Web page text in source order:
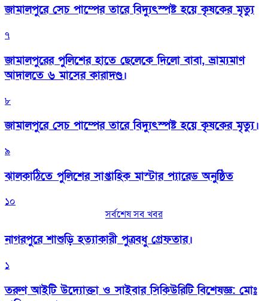
জামালপুরে সেচ পাম্পের তারে বিদ্যুৎস্পষ্ট হয়ে কৃষকের মৃত্যু
৭
জামালপুরের পুলিশের হাতে ছেলেকে দিলো বাবা, ভ্রাম্যমাণ
আদালতে ৬ মাসের কারাদণ্ড।
৮
জামালপুরে সেচ পাম্পের তারে বিদ্যুৎস্পষ্ট হয়ে কৃষকের মৃত্যু।
৯
‎ঝালকাঠিতে পুলিশের সাপ্তাহিক মাস্টার প্যারেড অনুষ্ঠিত
১০
সর্বশেষ সব খবর
নাগরপুরে শাশুড়ি হত্যাকারী পুত্রবধু গ্রেফতার।
১
তরুণ আইটি উদ্যোক্তা ও সাইবার সিকিউরিটি বিশেষজ্ঞ: মোঃ